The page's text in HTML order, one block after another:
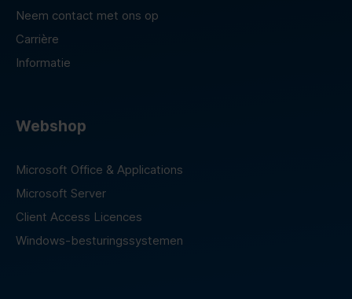
Neem contact met ons op
Carrière
Informatie
Webshop
Microsoft Office & Applications
Microsoft Server
Client Access Licences
Windows-besturingssystemen